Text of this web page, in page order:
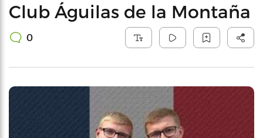
Club Águilas de la Montaña
0